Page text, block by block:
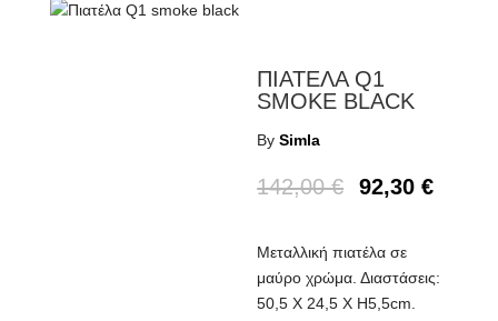
ΠΙΑΤΕΛΑ Q1
SMOKE BLACK
BySimla
142,00€ 92,30€
Μεταλλική πιατέλα σε
μαύρο χρώμα. Διαστάσεις:
50,5 X 24,5 X H5,5cm.